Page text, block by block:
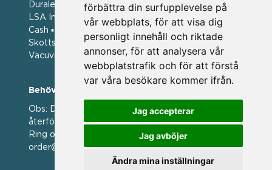
förbättra din surfupplevelse på
vår webbplats, för att visa dig
personligt innehåll och riktade
annonser, för att analysera vår
webbplatstrafik och för att förstå
var våra besökare kommer ifrån.
Jag accepterar
Jag avböjer
Ändra mina inställningar
Duralex ▪ Forged ▪ G3 Ferrari ▪ Ken Hom ▪ Kilner ▪
LSA International ▪ Laguiole Style de Vie ▪ Mason
Cash ▪ Pintinox ▪ Plate-it ▪ Price and Kengsington ▪
Skottsberg ▪ Scandinavian Home ▪ Style de Vie ▪
Vacuvin ▪ Viners ▪ Zack ▪ Zyliss
Behöver du hjälp att beställa?
Obs: Detta är en webshop enbart för våra
återförsäljare.
Ring oss på 036 369070 eller mejla till oss på
order@magasin.nu